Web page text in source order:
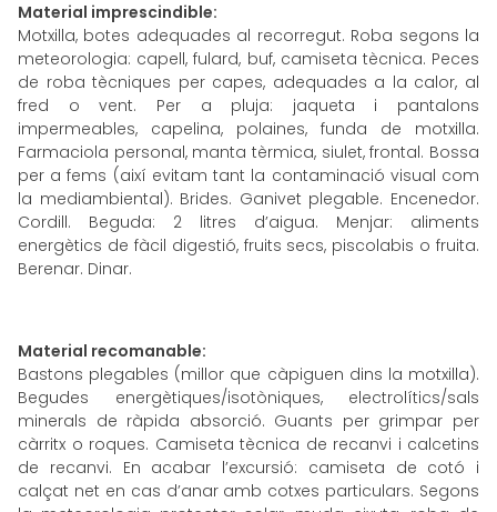
Material imprescindible:
Motxilla, botes adequades al recorregut. Roba segons la
meteorologia: capell, fulard, buf, camiseta tècnica. Peces
de roba tècniques per capes, adequades a la calor, al
fred o vent. Per a pluja: jaqueta i pantalons
impermeables, capelina, polaines, funda de motxilla.
Farmaciola personal, manta tèrmica, siulet, frontal. Bossa
per a fems (així evitam tant la contaminació visual com
la mediambiental). Brides. Ganivet plegable. Encenedor.
Cordill. Beguda: 2 litres d’aigua. Menjar: aliments
energètics de fàcil digestió, fruits secs, piscolabis o fruita.
Berenar. Dinar.
Material recomanable:
Bastons plegables (millor que càpiguen dins la motxilla).
Begudes energètiques/isotòniques, electrolítics/sals
minerals de ràpida absorció. Guants per grimpar per
càrritx o roques. Camiseta tècnica de recanvi i calcetins
de recanvi. En acabar l’excursió: camiseta de cotó i
calçat net en cas d’anar amb cotxes particulars. Segons